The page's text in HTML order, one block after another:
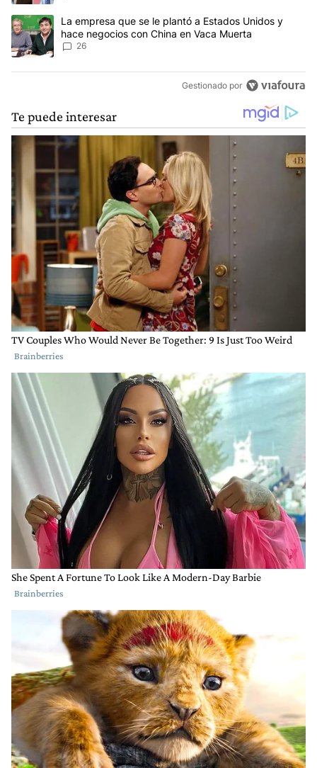
Un artículo de tendencia con el título "La empresa que se le
La empresa que se le plantó a Estados Unidos y
hace negocios con China en Vaca Muerta
26
Gestionado por